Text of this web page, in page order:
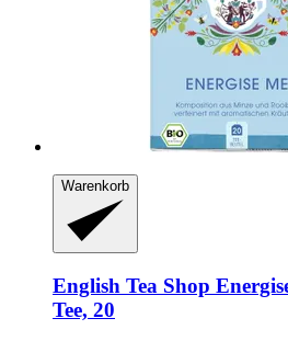
Warenkorb
English Tea Shop
Tee, 20